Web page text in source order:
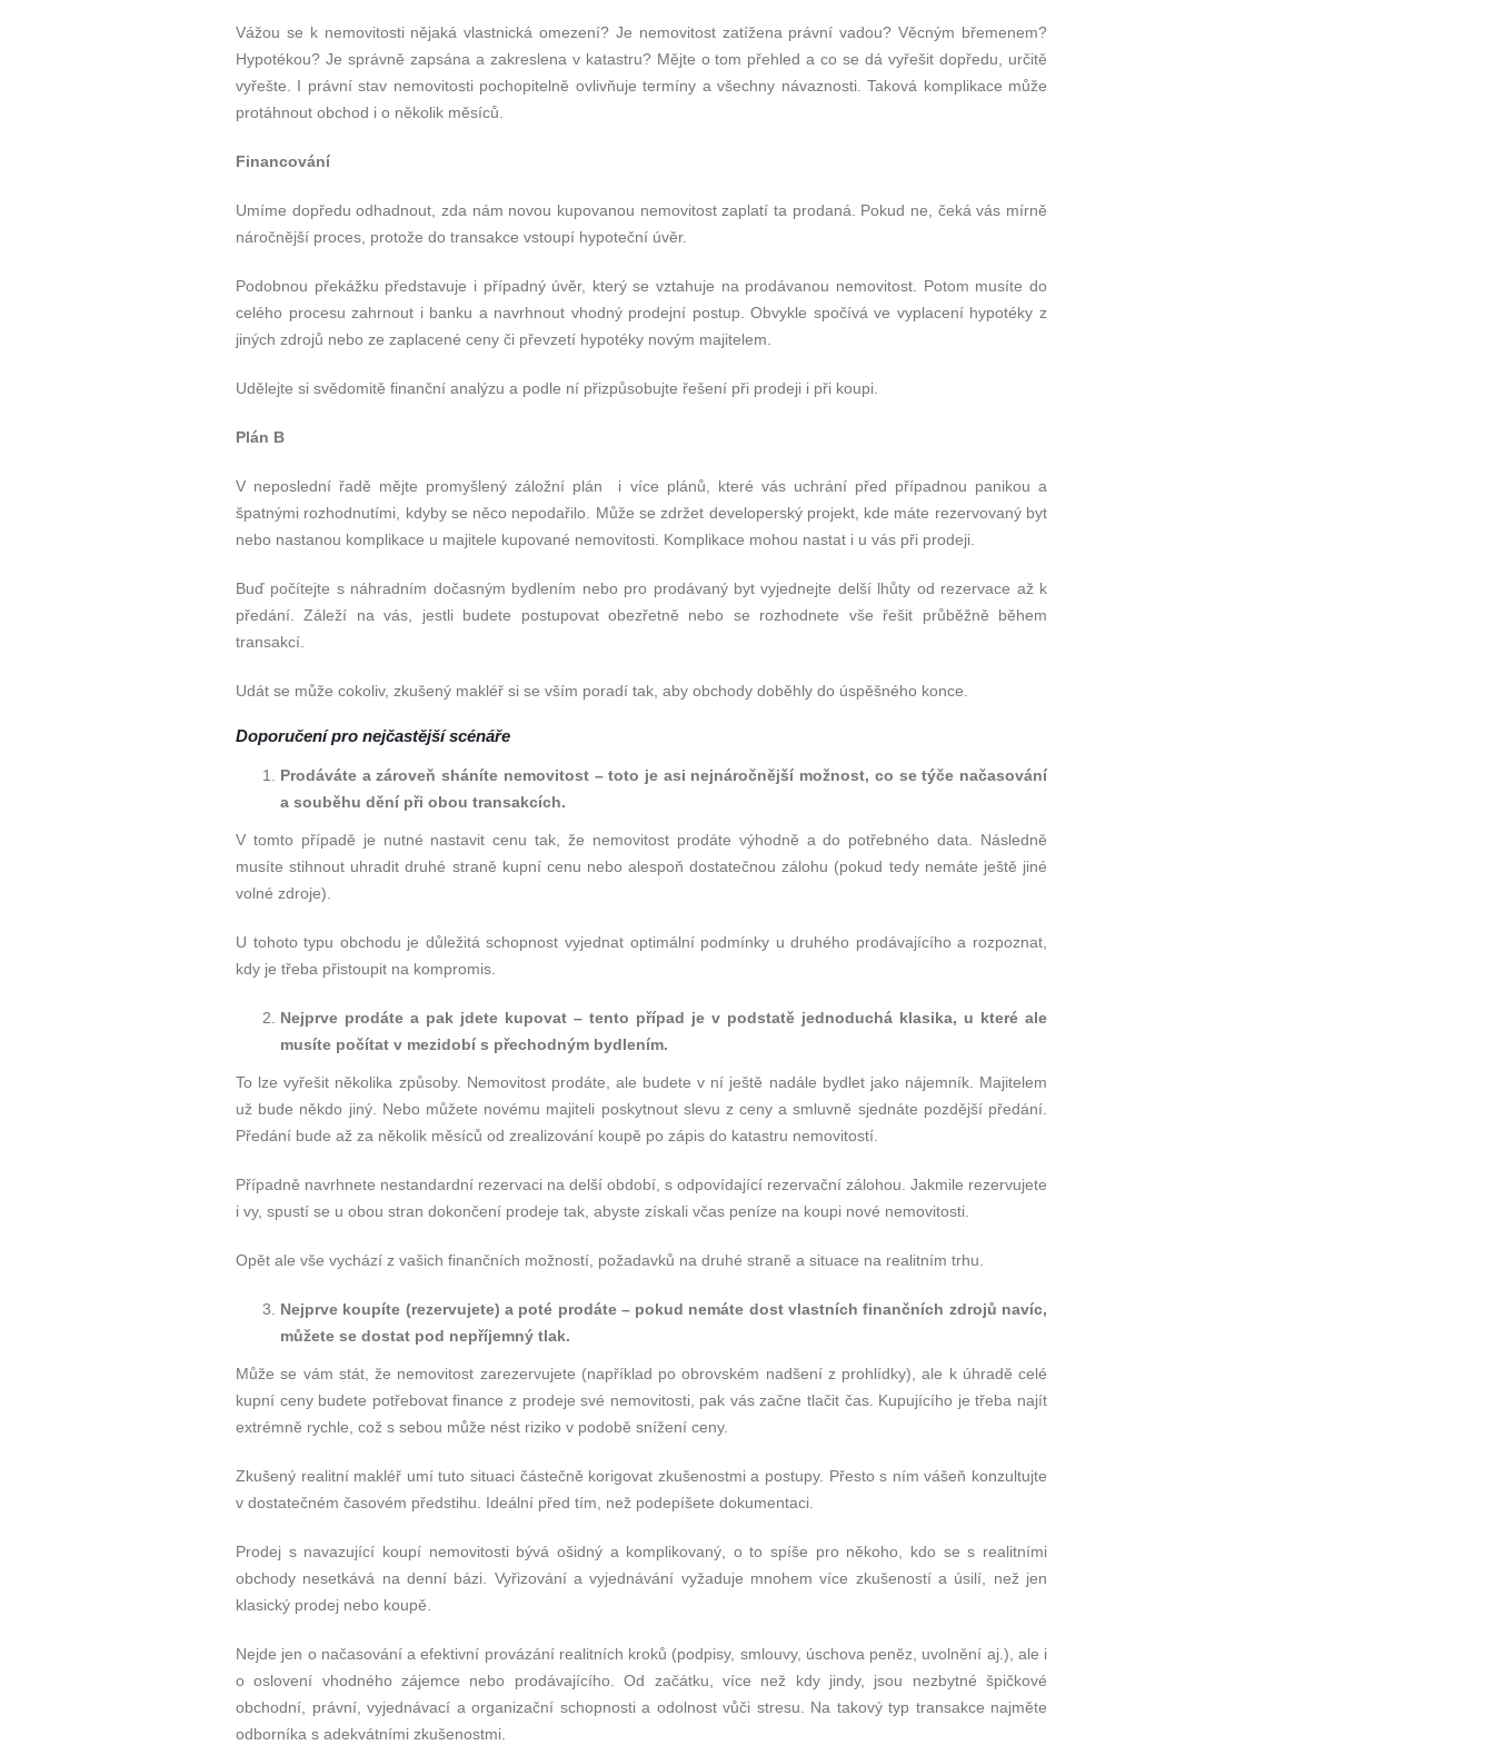
Vážou se k nemovitosti nějaká vlastnická omezení? Je nemovitost zatížena právní vadou? Věcným břemenem?
Hypotékou? Je správně zapsána a zakreslena v katastru? Mějte o tom přehled a co se dá vyřešit dopředu, určitě
vyřešte. I právní stav nemovitosti pochopitelně ovlivňuje termíny a všechny návaznosti. Taková komplikace může
protáhnout obchod i o několik měsíců.
Financování
Umíme dopředu odhadnout, zda nám novou kupovanou nemovitost zaplatí ta prodaná. Pokud ne, čeká vás mírně
náročnější proces, protože do transakce vstoupí hypoteční úvěr.
Podobnou překážku představuje i případný úvěr, který se vztahuje na prodávanou nemovitost. Potom musíte do
celého procesu zahrnout i banku a navrhnout vhodný prodejní postup. Obvykle spočívá ve vyplacení hypotéky z
jiných zdrojů nebo ze zaplacené ceny či převzetí hypotéky novým majitelem.
Udělejte si svědomitě finanční analýzu a podle ní přizpůsobujte řešení při prodeji i při koupi.
Plán B
V neposlední řadě mějte promyšlený záložní plán i více plánů, které vás uchrání před případnou panikou a
špatnými rozhodnutími, kdyby se něco nepodařilo. Může se zdržet developerský projekt, kde máte rezervovaný byt
nebo nastanou komplikace u majitele kupované nemovitosti. Komplikace mohou nastat i u vás při prodeji.
Buď počítejte s náhradním dočasným bydlením nebo pro prodávaný byt vyjednejte delší lhůty od rezervace až k
předání. Záleží na vás, jestli budete postupovat obezřetně nebo se rozhodnete vše řešit průběžně během
transakcí.
Udát se může cokoliv, zkušený makléř si se vším poradí tak, aby obchody doběhly do úspěšného konce.
Doporučení pro nejčastějšíscénáře
Prodáváte a zároveňsháníte nemovitost – toto je asi nejnáročnější možnost, co se týče načasování
a souběhu dění při obou transakcích.
V tomto případě je nutné nastavit cenu tak, že nemovitost prodáte výhodně a do potřebného data. Následně
musíte stihnout uhradit druhé straně kupní cenu nebo alespoň dostatečnou zálohu (pokud tedy nemáte ještě jiné
volné zdroje).
U tohoto typu obchodu je důležitá schopnost vyjednat optimální podmínky u druhého prodávajícího a rozpoznat,
kdy je třeba přistoupit na kompromis.
Nejprve prodáte a pak jdete kupovat – tento případ je v podstatě jednoduchá klasika, u které ale
musíte počítat v mezidobí s přechodným bydlením.
To lze vyřešit několika způsoby. Nemovitost prodáte, ale budete v ní ještě nadále bydlet jako nájemník. Majitelem
už bude někdo jiný. Nebo můžete novému majiteli poskytnout slevu z ceny a smluvně sjednáte pozdější předání.
Předání bude až za několik měsíců od zrealizování koupě po zápis do katastru nemovitostí.
Případně navrhnete nestandardní rezervaci na delší období, s odpovídající rezervační zálohou. Jakmile rezervujete
i vy, spustí se u obou stran dokončení prodeje tak, abyste získali včas peníze na koupi nové nemovitosti.
Opět ale vše vychází z vašich finančních možností, požadavků na druhé straně a situace na realitním trhu.
Nejprve koupíte (rezervujete) a poté prodáte – pokud nemáte dost vlastních finančních zdrojů navíc,
můžete se dostat pod nepříjemný tlak.
Může se vám stát, že nemovitost zarezervujete (například po obrovském nadšení z prohlídky), ale k úhradě celé
kupní ceny budete potřebovat finance z prodeje své nemovitosti, pak vás začne tlačit čas. Kupujícího je třeba najít
extrémně rychle, což s sebou může nést riziko v podobě snížení ceny.
Zkušený realitní makléř umí tuto situaci částečně korigovat zkušenostmi a postupy. Přesto s ním vášeň konzultujte
v dostatečném časovém předstihu. Ideální před tím, než podepíšete dokumentaci.
Prodej s navazující koupí nemovitosti bývá ošidný a komplikovaný, o to spíše pro někoho, kdo se s realitními
obchody nesetkává na denní bázi. Vyřizování a vyjednávání vyžaduje mnohem více zkušeností a úsilí, než jen
klasický prodej nebo koupě.
Nejde jen o načasování a efektivní provázání realitních kroků (podpisy, smlouvy, úschova peněz, uvolnění aj.), ale i
o oslovení vhodného zájemce nebo prodávajícího. Od začátku, více než kdy jindy, jsou nezbytné špičkové
obchodní, právní, vyjednávací a organizační schopnosti a odolnost vůči stresu. Na takový typ transakce najměte
odborníka s adekvátními zkušenostmi.